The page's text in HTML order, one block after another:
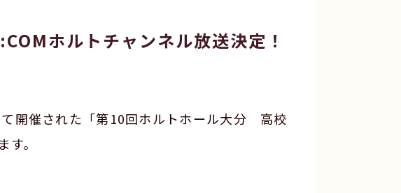
ホルトチャンネル放送決定！
開催された「第10回ホルトホール大分 高校
。